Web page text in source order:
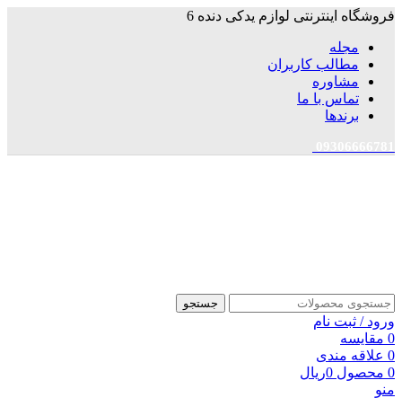
فروشگاه اینترنتی لوازم یدکی دنده 6
مجله
مطالب کاربران
مشاوره
تماس با ما
برندها
جستجو
ورود / ثبت نام
0 مقایسه
0 علاقه مندی
0 محصول 0ریال
منو